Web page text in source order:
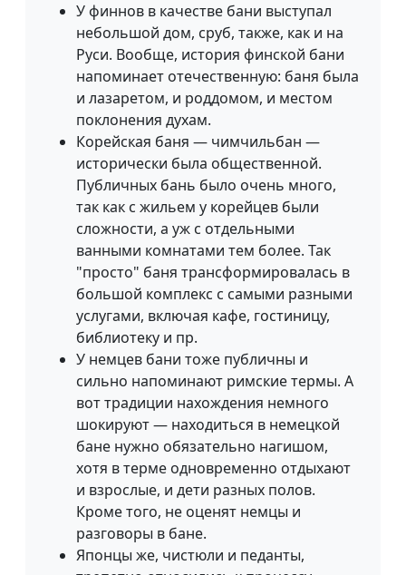
У финнов в качестве бани выступал
небольшой дом, сруб, также, как и на
Руси. Вообще, история финской бани
напоминает отечественную: баня была
и лазаретом, и роддомом, и местом
поклонения духам.
Корейская баня — чимчильбан —
исторически была общественной.
Публичных бань было очень много,
так как с жильем у корейцев были
сложности, а уж с отдельными
ванными комнатами тем более. Так
"просто" баня трансформировалась в
большой комплекс с самыми разными
услугами, включая кафе, гостиницу,
библиотеку и пр.
У немцев бани тоже публичны и
сильно напоминают римские термы. А
вот традиции нахождения немного
шокируют — находиться в немецкой
бане нужно обязательно нагишом,
хотя в терме одновременно отдыхают
и взрослые, и дети разных полов.
Кроме того, не оценят немцы и
разговоры в бане.
Японцы же, чистюли и педанты,